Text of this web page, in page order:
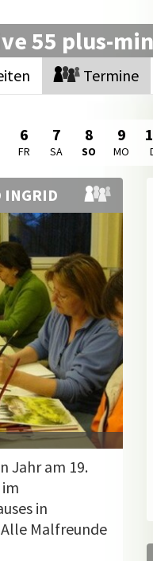
55 plus-
Termine
6
FR
7
SA
8
SO
9
MO
INGRID
Jahr am 19.
in
Malfreunde